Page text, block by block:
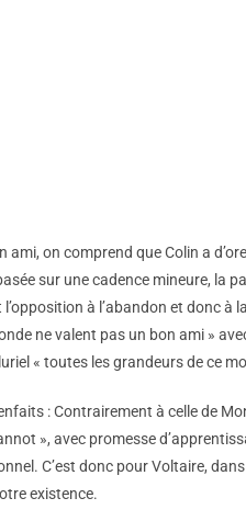
on comprend que Colin a
sur une cadence mineure, la
à l’abandon et donc à
ne valent pas un bon ami »
« toutes les grandeurs de ce
: Contrairement à celle de
», avec promesse
C’est donc pour Voltaire,
existence.